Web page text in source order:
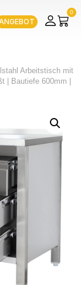
0
Arbeitstisch mit
| Bautiefe 600mm |